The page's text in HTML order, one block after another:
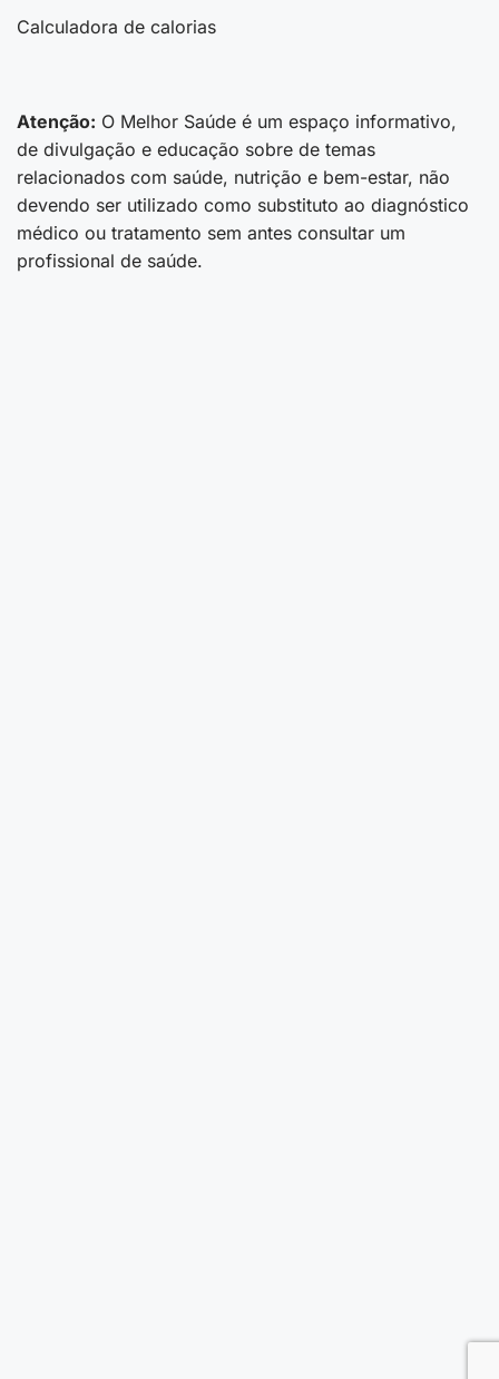
Calculadora de calorias
Atenção: O Melhor Saúde é um espaço informativo,
de divulgação e educação sobre de temas
relacionados com saúde, nutrição e bem-estar, não
devendo ser utilizado como substituto ao diagnóstico
médico ou tratamento sem antes consultar um
profissional de saúde.